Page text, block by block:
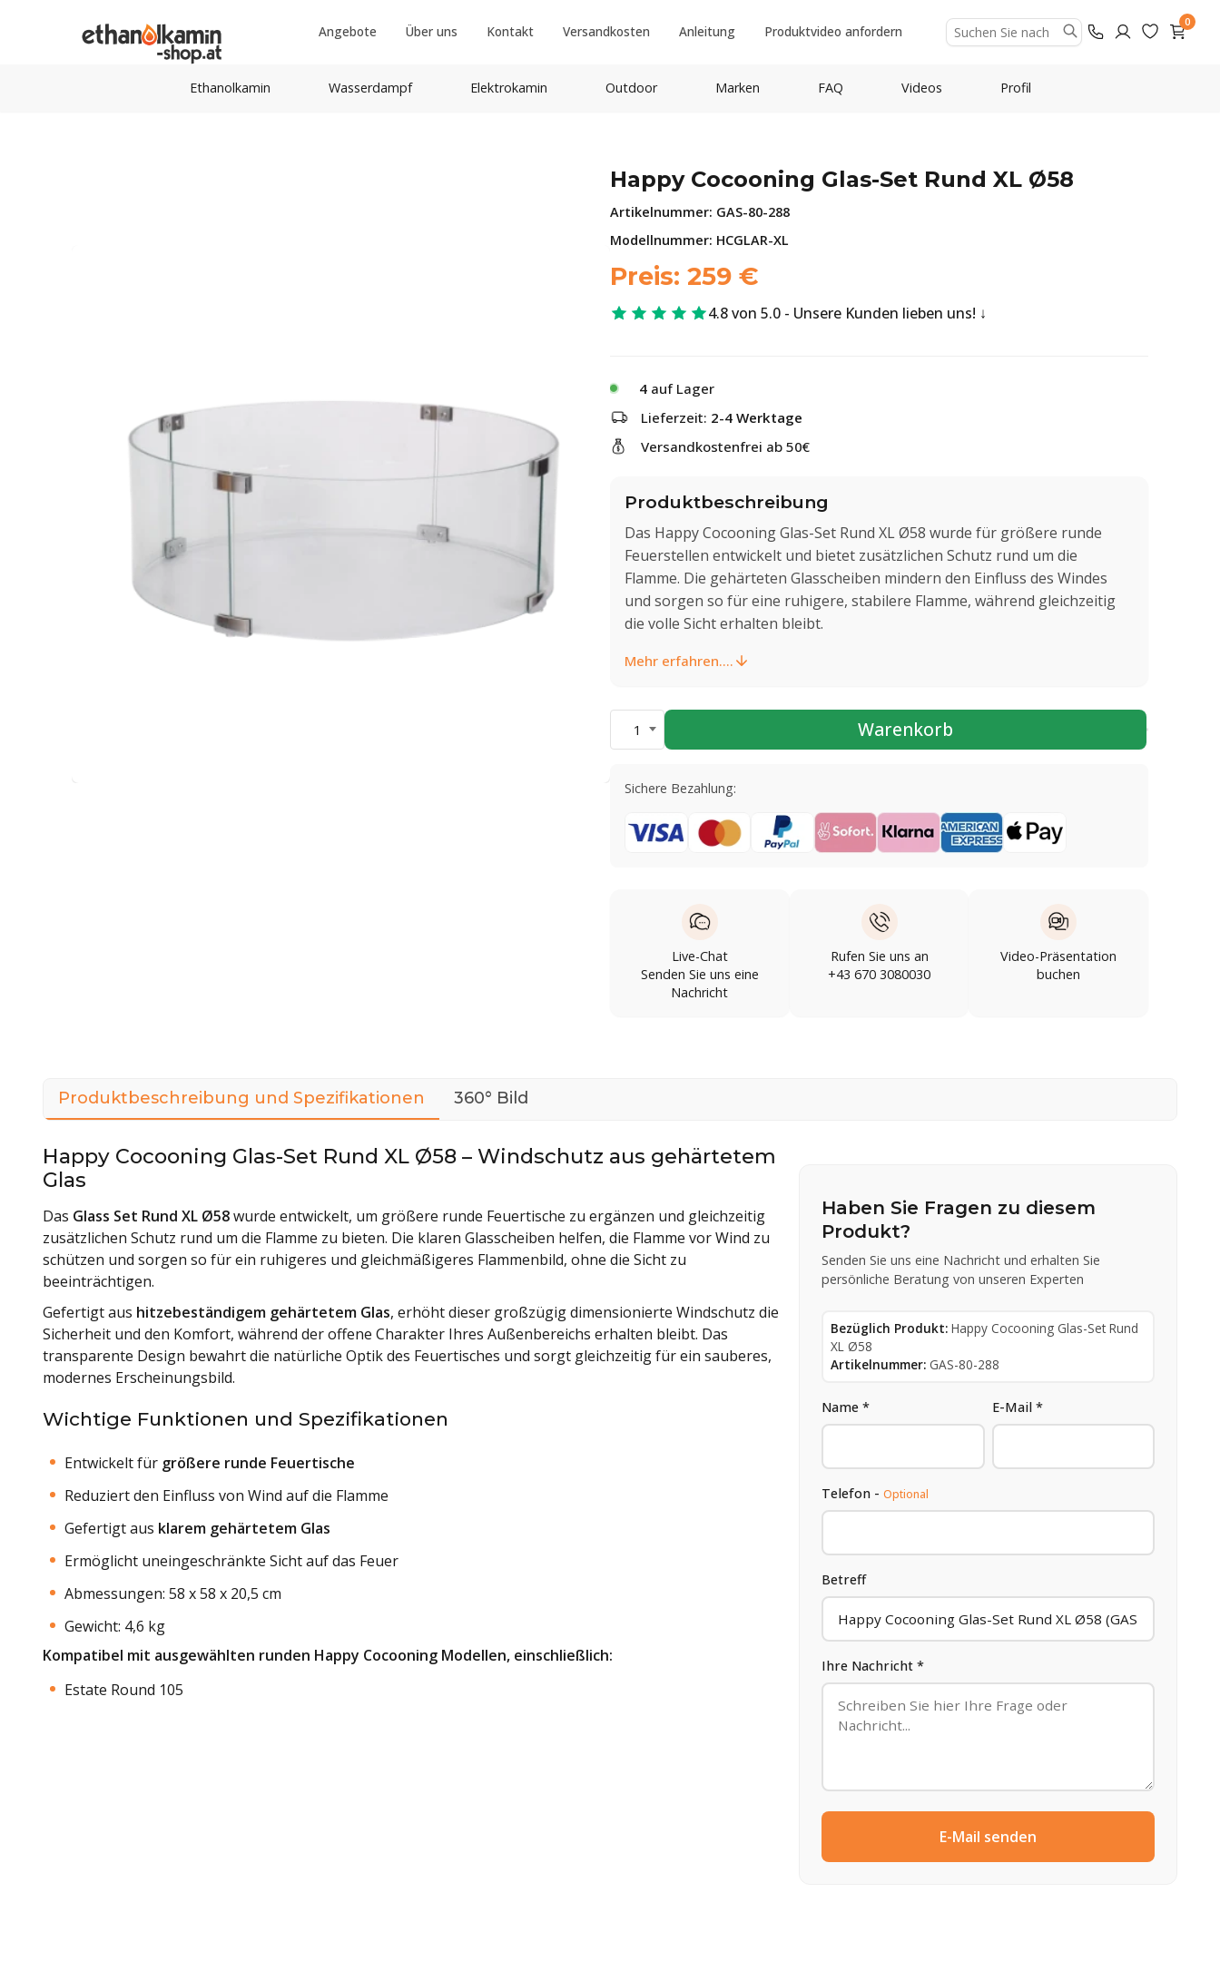
Angebote Über uns Kontakt Versandkosten Anleitung Produktvideo anfordern
0
Ethanolkamin Wasserdampf Elektrokamin Outdoor Marken FAQ Videos Profil
Happy Cocooning Glas-Set Rund XL Ø58
Artikelnummer: GAS-80-288
Modellnummer: HCGLAR-XL
Preis: 259 €
4.8 von 5.0 - Unsere Kunden lieben uns!
4 auf Lager
Lieferzeit: 2-4 Werktage
Versandkostenfrei ab 50€
Produktbeschreibung
Das Happy Cocooning Glas-Set Rund XL Ø58 wurde für größere runde
Feuerstellen entwickelt und bietet zusätzlichen Schutz rund um die
Flamme. Die gehärteten Glasscheiben mindern den Einfluss des Windes
und sorgen so für eine ruhigere, stabilere Flamme, während gleichzeitig
die volle Sicht erhalten bleibt.
Mehr erfahren....
1 Warenkorb
Sichere Bezahlung:
Live-Chat
Senden Sie uns eine
Nachricht
Rufen Sie uns an
+43 670 3080030
Video-Präsentation
buchen
Produktbeschreibung und Spezifikationen 360° Bild
Happy Cocooning Glas-Set Rund XL Ø58 – Windschutz aus gehärtetem
Glas
Das Glass Set Rund XL Ø58wurde entwickelt, um größere runde Feuertische zu ergänzen und gleichzeitig
zusätzlichen Schutz rund um die Flamme zu bieten. Die klaren Glasscheiben helfen, die Flamme vor Wind zu
schützen und sorgen so für ein ruhigeres und gleichmäßigeres Flammenbild, ohne die Sicht zu
beeinträchtigen.
Gefertigt aus hitzebeständigem gehärtetem Glas, erhöht dieser großzügig dimensionierte Windschutz die
Sicherheit und den Komfort, während der offene Charakter Ihres Außenbereichs erhalten bleibt. Das
transparente Design bewahrt die natürliche Optik des Feuertisches und sorgt gleichzeitig für ein sauberes,
modernes Erscheinungsbild.
Wichtige Funktionen und Spezifikationen
Entwickelt für größere runde Feuertische
Reduziert den Einfluss von Wind auf die Flamme
Gefertigt aus klarem gehärtetem Glas
Ermöglicht uneingeschränkte Sicht auf das Feuer
Abmessungen: 58 x 58 x 20,5 cm
Gewicht: 4,6 kg
Kompatibel mit ausgewählten runden Happy Cocooning Modellen, einschließlich:
Estate Round 105
Haben Sie Fragen zu diesem
Produkt?
Senden Sie uns eine Nachricht und erhalten Sie
persönliche Beratung von unseren Experten
Bezüglich Produkt: Happy Cocooning Glas-Set Rund
XL Ø58
Artikelnummer: GAS-80-288
Name * E-Mail *
Telefon -Optional
Betreff
Ihre Nachricht *
E-Mail senden